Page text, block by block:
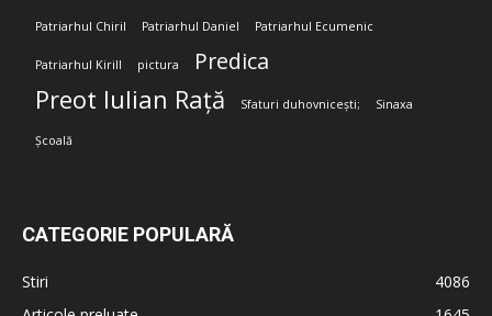
Patriarhul Chiril Patriarhul Daniel Patriarhul Ecumenic
Patriarhul Kirill pictura Predica
Preot Iulian Rață Sfaturi duhovnicești; Sinaxa
Școală
CATEGORIE POPULARĂ
Stiri
4086